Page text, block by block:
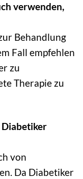
verwenden,
Behandlung
Fall empfehlen
zu
Therapie zu
Diabetiker
von
Da Diabetiker